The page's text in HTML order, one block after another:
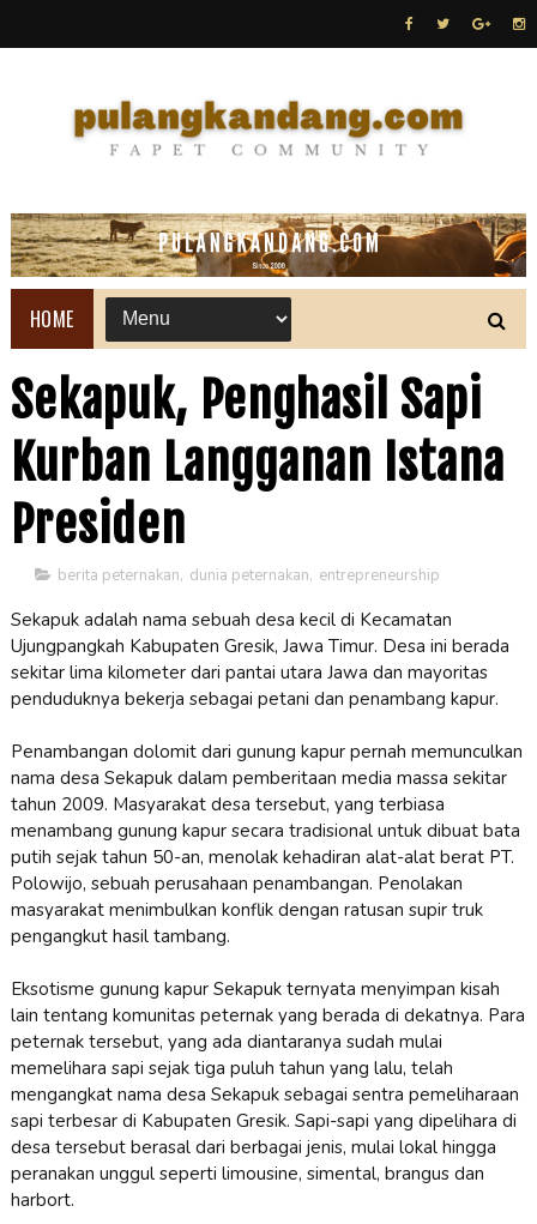
HOME
Sekapuk, Penghasil Sapi
Kurban Langganan Istana
Presiden
berita peternakan, dunia peternakan, entrepreneurship
Sekapuk adalah nama sebuah desa kecil di Kecamatan
Ujungpangkah Kabupaten Gresik, Jawa Timur. Desa ini berada
sekitar lima kilometer dari pantai utara Jawa dan mayoritas
penduduknya bekerja sebagai petani dan penambang kapur.
Penambangan dolomit dari gunung kapur pernah memunculkan
nama desa Sekapuk dalam pemberitaan media massa sekitar
tahun 2009. Masyarakat desa tersebut, yang terbiasa
menambang gunung kapur secara tradisional untuk dibuat bata
putih sejak tahun 50-an, menolak kehadiran alat-alat berat PT.
Polowijo, sebuah perusahaan penambangan. Penolakan
masyarakat menimbulkan konflik dengan ratusan supir truk
pengangkut hasil tambang.
Eksotisme gunung kapur Sekapuk ternyata menyimpan kisah
lain tentang komunitas peternak yang berada di dekatnya. Para
peternak tersebut, yang ada diantaranya sudah mulai
memelihara sapi sejak tiga puluh tahun yang lalu, telah
mengangkat nama desa Sekapuk sebagai sentra pemeliharaan
sapi terbesar di Kabupaten Gresik. Sapi-sapi yang dipelihara di
desa tersebut berasal dari berbagai jenis, mulai lokal hingga
peranakan unggul seperti limousine, simental, brangus dan
harbort.